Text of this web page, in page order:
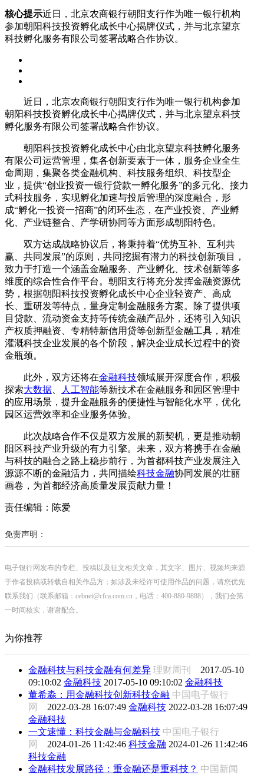
核心提示近日，北京农商银行朝阳支行作为唯一银行机构
参加朝阳科技投资孵化成长中心揭牌仪式，并与北京望京
科技孵化服务有限公司签署战略合作协议。
近日，北京农商银行朝阳支行作为唯一银行机构参加
朝阳科技投资孵化成长中心揭牌仪式，并与北京望京科技
孵化服务有限公司签署战略合作协议。
朝阳科技投资孵化成长中心由北京望京科技孵化服务
有限公司运营管理，集各创新要素于一体，服务企业全生
命周期，集聚各类金融机构、科技服务组织、科技型企
业，提供“创业投资一银行贷款一孵化服务”的多元化、接力
式科技服务，实现孵化加速与投后管理的深度融合，形
成“孵化一投资一招商”的闭环生态，在产业投资、产业孵
化、产业链整合、产学研协同等方面形成朝阳特色。
双方达成战略协议后，将秉持着“优势互补、互利共
赢、共同发展”的原则，共同挖掘有潜力的科技创新项目，
致力于打造一个涵盖金融服务、产业孵化、技术创新等多
维度的综合性合作平台。朝阳支行将充分发挥金融资源优
势，根据朝阳科技投资孵化成长中心企业轻资产、高成
长、重研发等特点，量身定制金融服务方案。除了提供项
目贷款、流动资金支持等传统金融产品外，还将引入知识
产权质押融资、专精特新信用贷等创新型金融工具，精准
灌溉科技企业发展的各个阶段，解决企业成长过程中的资
金瓶颈。
此外，双方还将在金融科技领域展开深度合作，积极
探索大数据 人工智能等新技术在金融服务和园区管理中
的应用场景，提升金融服务的便捷性与智能化水平，优化
园区运营效率和企业服务体验。
此次战略合作不仅是双方发展的新契机，更是推动朝
阳区科技产业升级的有力引擎。未来，双方将携手在金融
与科技的融合之路上稳步前行，为首都科技产业发展注入
源源不断的金融活力，共同描绘科技金融协同发展的壮丽
画卷，为首都经济高质量发展贡献力量！
责任编辑：陈爱
免责声明：
电子银行网发布的专栏、投稿以及征文相关文章，其文字、图片、视频均来源
于作者投稿或转载自相关作品方；如涉及未经许可使用作品的问题，请您优先
联系我们（联系邮箱：cebnet@cfca.com.cn，电话：400-880-9888），我们会第
一时间核实，谢谢配合。
为你推荐
金融科技与科技金融有何差异 理财周刊 2017-05-10
09:10:02 金融科技 2017-05-10 09:10:02 金融科技
董希淼：用金融科技创新科技金融 中国电子银行
网 2022-03-28 16:07:49 金融科技 2022-03-28 16:07:49
金融科技
一文速懂：科技金融与金融科技 中国电子银行
网 2024-01-26 11:42:46 科技金融 2024-01-26 11:42:46
科技金融
金融科技发展路径：重金融还是重科技？ 中国新闻